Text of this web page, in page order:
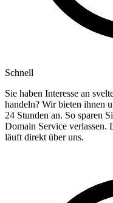
Schnell
Sie haben Interesse an
handeln? Wir bieten ihnen
24 Stunden an. So sparen
Domain Service
läuft direkt über uns.